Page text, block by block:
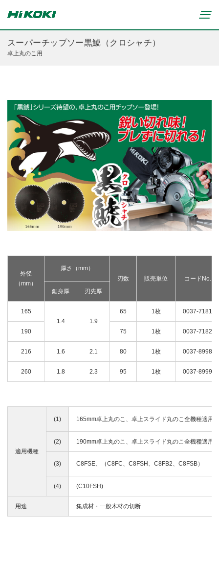
ブラシレスモーター搭載製品
締付け・穴あけ(コードレス)
研削(コードレス)
研磨(コードレス)
ブロワ(コードレス)
クリーナー・集じん(コードレス)
切断・圧着(コードレス)
切削・ホゾ穴(コードレス)
釘打機・ねじ打機・タッカ(コードレス)
その他(コードレス)
研削
研磨
集じん
切断・圧着
切削・ホゾ穴
釘打機・エア工具
その他
穴あけ・締付け
研削・研磨
清掃・吹き飛ばし
切断・切削
植木バリカン
芝生バリカン
芝刈機
刈払機・草刈機
チェンソー
ブロワ
のこぎり
高圧洗浄機
締付け・穴あけ・ハツリ用
研削用
集じん・エアダスタ用
切断・曲げ・圧着用
釘打機・エア工具用
その他
重要なお知らせ
修理からのお知らせ
修理終了機種のお知らせ
修理受付
エンジン工具・安全上のご注意
振動3軸合成値について
リチウムイオン電池互換一覧
保証対象製品
接続表・対応表
スーパーチップソー黒鯱（クロシャチ）
卓上丸のこ用
外径
（mm）
厚さ（mm）
刃数
販売単位
コードNo.
鋸身厚
刃先厚
165
1.4
1.9
65 1枚 0037-7181
190 75 1枚 0037-7182
216 1.6 2.1 80 1枚 0037-8998
260 1.8 2.3 95 1枚 0037-8999
適用機種
(1) 165mm卓上丸のこ、卓上スライド丸のこ全機種適用
(2) 190mm卓上丸のこ、卓上スライド丸のこ全機種適用
(3) C8FSE、（C8FC、C8FSH、C8FB2、C8FSB）
(4) (C10FSH)
用途 集成材・一般木材の切断